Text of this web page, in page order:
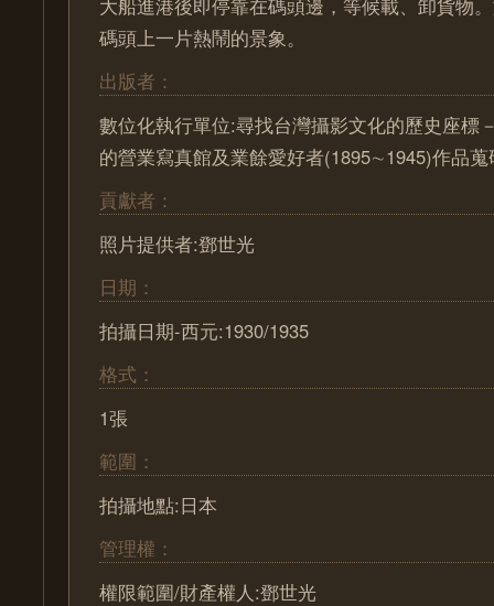
碼頭上一片熱鬧的景象。
出版者：
數位化執行單位:尋找台灣攝影文化的歷史座標
的營業寫真館及業餘愛好者(1895∼1945)作品
貢獻者：
照片提供者:鄧世光
日期：
拍攝日期-西元:1930/1935
格式：
1張
範圍：
拍攝地點:日本
管理權：
權限範圍/財產權人:鄧世光